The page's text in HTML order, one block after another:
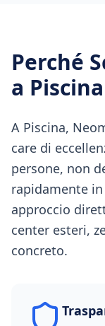
Perché
a Piscina
A Piscina,
care di
persone, non
rapidamente
approccio
center esteri,
concreto.